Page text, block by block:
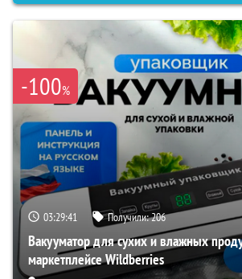
-100%
03:29:39 Получили:206
Вакууматор для сухих и влажных
маркетплейсе Wildberries